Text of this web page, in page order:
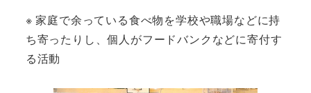
※ 家庭で余っている食べ物を学校や職場などに持
ち寄ったりし、個人がフードバンクなどに寄付す
る活動